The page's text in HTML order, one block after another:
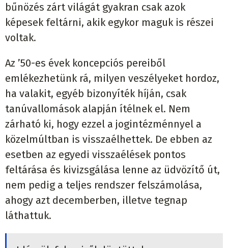
bűnözés zárt világát gyakran csak azok
képesek feltárni, akik egykor maguk is részei
voltak.
Az ’50-es évek koncepciós pereiből
emlékezhetünk rá, milyen veszélyeket hordoz,
ha valakit, egyéb bizonyíték híján, csak
tanúvallomások alapján ítélnek el. Nem
zárható ki, hogy ezzel a jogintézménnyel a
közelmúltban is visszaélhettek. De ebben az
esetben az egyedi visszaélések pontos
feltárása és kivizsgálása lenne az üdvözítő út,
nem pedig a teljes rendszer felszámolása,
ahogy azt decemberben, illetve tegnap
láthattuk.